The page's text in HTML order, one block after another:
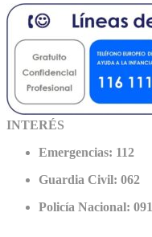
INTERÉS
Emergencias: 112
Guardia Civil: 062
Policía Nacional: 091